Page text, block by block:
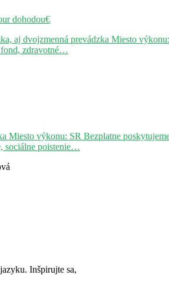
dohodou€
aj dvojzmenná prevádzka Miesto
fond, zdravotné…
Miesto výkonu: SR Bezplatne
sociálne poistenie…
Inšpirujte sa,